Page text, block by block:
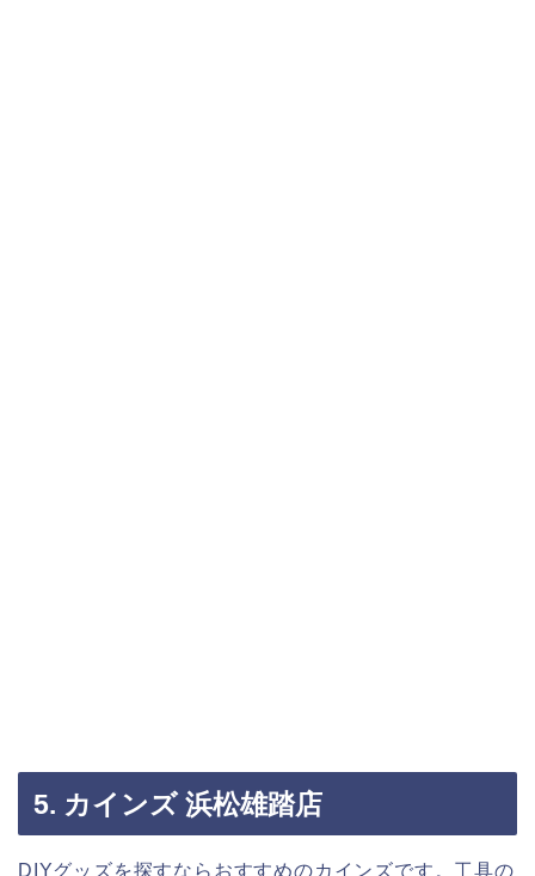
5. カインズ 浜松雄踏店
DIYグッズを探すならおすすめのカインズです。工具の